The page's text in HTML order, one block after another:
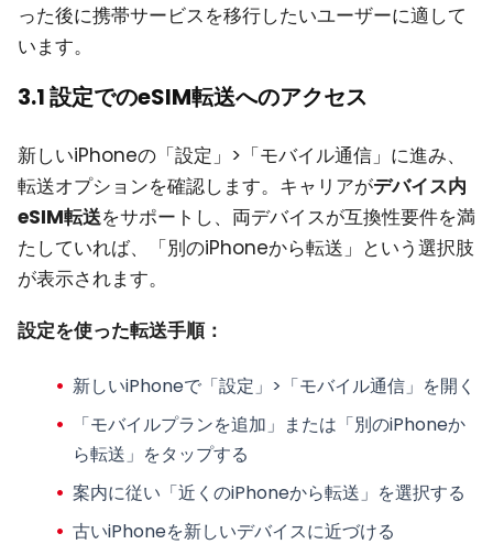
った後に携帯サービスを移行したいユーザーに適して
います。
3.1 設定でのeSIM転送へのアクセス
新しいiPhoneの「設定」>「モバイル通信」に進み、
転送オプションを確認します。キャリアがデバイス内
eSIM転送をサポートし、両デバイスが互換性要件を満
たしていれば、「別のiPhoneから転送」という選択肢
が表示されます。
設定を使った転送手順：
新しいiPhoneで「設定」>「モバイル通信」を開く
「モバイルプランを追加」または「別のiPhoneか
ら転送」をタップする
案内に従い「近くのiPhoneから転送」を選択する
古いiPhoneを新しいデバイスに近づける